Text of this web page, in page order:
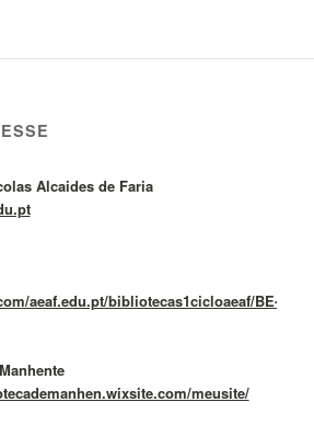
Alcaides de Faria
aeaf.edu.pt/bibliotecas1cicloaeaf/BE-
meusite/